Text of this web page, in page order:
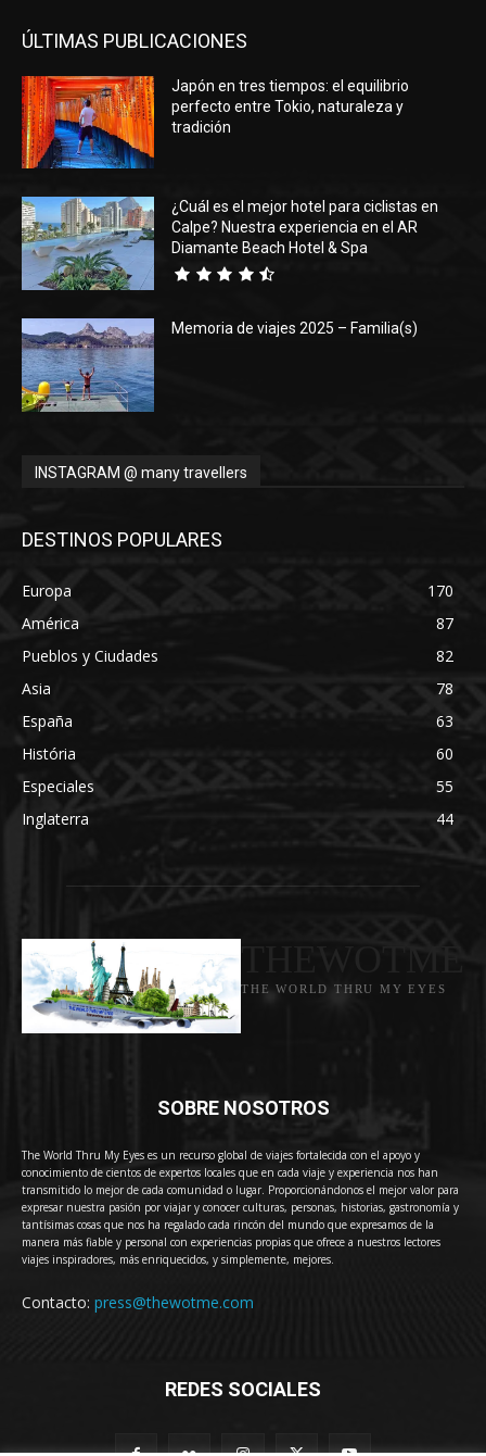
ÚLTIMAS PUBLICACIONES
Japón en tres tiempos: el equilibrio
perfecto entre Tokio, naturaleza y
tradición
¿Cuál es el mejor hotel para ciclistas en
Calpe? Nuestra experiencia en el AR
Diamante Beach Hotel & Spa
Memoria de viajes 2025 – Familia(s)
INSTAGRAM @ many travellers
DESTINOS POPULARES
Europa
170
América
87
Pueblos y Ciudades
82
Asia
78
España
63
História
60
Especiales
55
Inglaterra
44
THE WORLD THRU MY EYES
SOBRE NOSOTROS
The World Thru My Eyes es un recurso global de viajes fortalecida con el apoyo y
conocimiento de cientos de expertos locales que en cada viaje y experiencia nos han
transmitido lo mejor de cada comunidad o lugar. Proporcionándonos el mejor valor para
expresar nuestra pasión por viajar y conocer culturas, personas, historias, gastronomía y
tantísimas cosas que nos ha regalado cada rincón del mundo que expresamos de la
manera más fiable y personal con experiencias propias que ofrece a nuestros lectores
viajes inspiradores, más enriquecidos, y simplemente, mejores.
Contacto: press@thewotme.com
REDES SOCIALES